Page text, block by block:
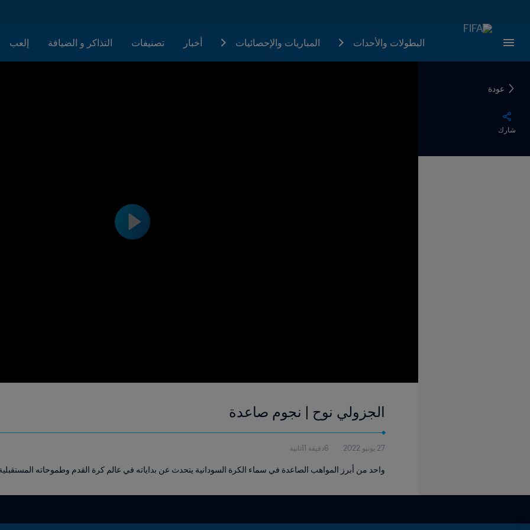
البطولات والأحدات المباريات والإحصائيات أخبار تصنيفات التذاكر و الضيافة إلعب
عودة
شارك
الجزولي نوح | نجوم صاعدة
27 يونيو 2022 6دقيقة 11ثانية
واحد من أبرز المواهب الصاعدة في سماء الكرة السودانية يتحدث عن بداياته في عالم كرة القدم وطموحاته